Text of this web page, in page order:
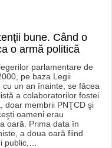
bune. Când o
o armă politică
parlamentare de
pe baza Legii
cu un an înainte, se făcea
a colaboratorilor fostei
doar membrii PNŢCD şi
oameni erau
oară. Prima data în
a doua oară fiind
public,